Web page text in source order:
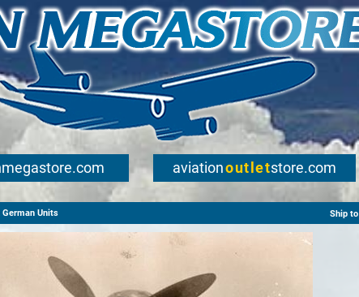
aviationoutletstore.com
German Units Ship to